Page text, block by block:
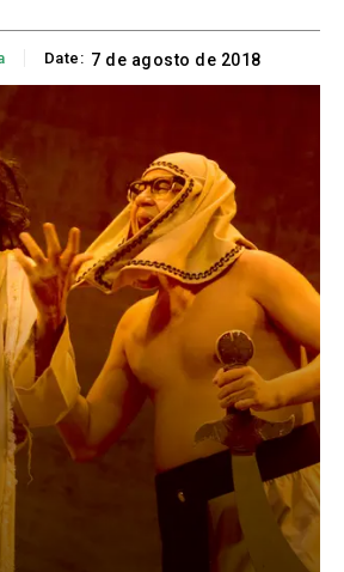
Date: 7 de agosto de 2018